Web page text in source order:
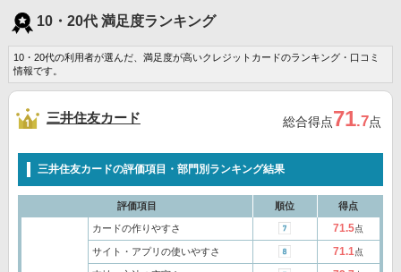
10・20代 満足度ランキング
10・20代の利用者が選んだ、満足度が高いクレジットカードのランキング・口コミ
情報です。
三井住友カード 総合得点71.7点
三井住友カードの評価項目・部門別ランキング結果
評価項目 順位 得点
カードの作りやすさ 71.5点
サイト・アプリの使いやすさ 71.1点